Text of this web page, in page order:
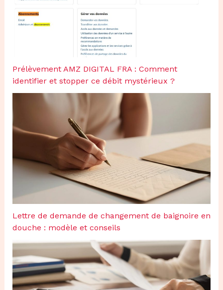
Prélèvement AMZ DIGITAL FRA : Comment
identifier et stopper ce débit mystérieux ?
Lettre de demande de changement de baignoire en
douche : modèle et conseils